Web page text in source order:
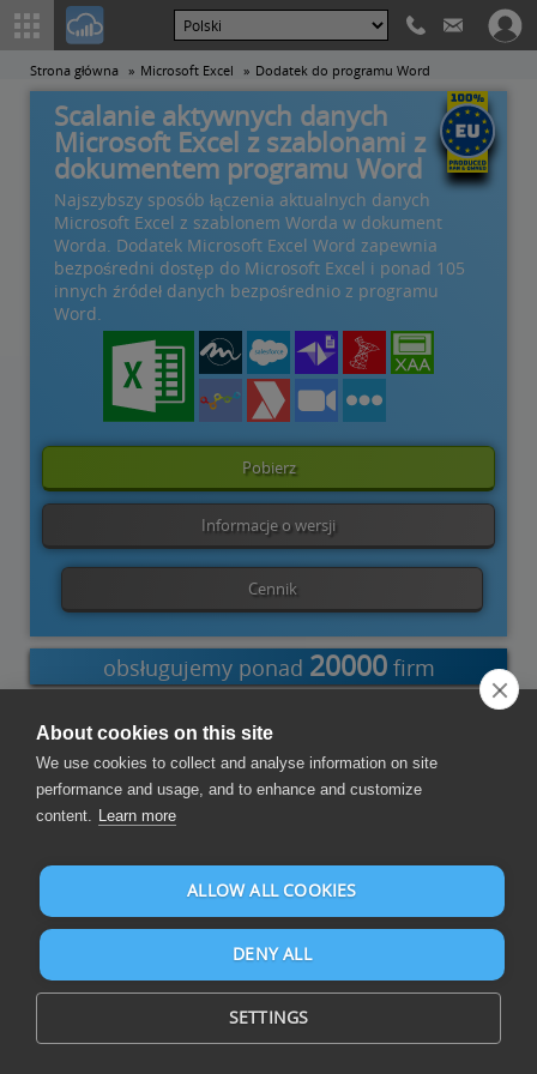
Strona główna Microsoft Excel Dodatek do programu Word
Pobierz
Informacje o wersji
Cennik
Scalanie aktywnych danych
Microsoft Excel z szablonami z
dokumentem programu Word
Najszybszy sposób łączenia aktualnych danych
Microsoft Excel z szablonem Worda w dokument
Worda. Dodatek Microsoft Excel Word zapewnia
bezpośredni dostęp do Microsoft Excel i ponad 105
innych źródeł danych bezpośrednio z programu
Word.
obsługujemy ponad 20000firm
do
Dodatek do
programu
PowerShell
Power
Automate
Visual
Studio
Tworzenie raportów i pulpitów nawigacyjnych
About cookies on this site
We use cookies to collect and analyse information on site
performance and usage, and to enhance and customize
content. Learn more
ALLOW ALL COOKIES
DENY ALL
SETTINGS